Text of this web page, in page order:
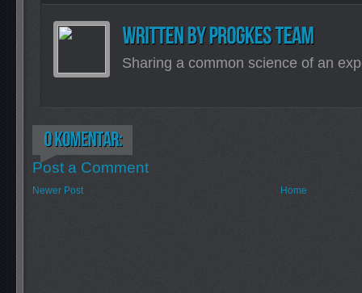
Sharing a common science of an
Post a Comment
Newer Post Home